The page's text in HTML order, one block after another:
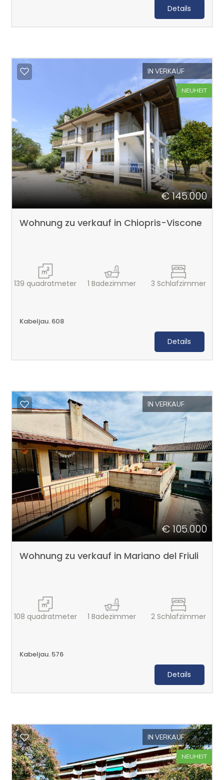
Details
IN VERKAUF
NEUHEIT
€ 145.000
Wohnung zu verkauf in Chiopris-Viscone
139 quadratmeter 1 Badezimmer 3 Schlafzimmer
Kabeljau. 608
Details
IN VERKAUF
€ 105.000
Wohnung zu verkauf in Mariano del Friuli
108 quadratmeter 1 Badezimmer 2 Schlafzimmer
Kabeljau. 576
Details
IN VERKAUF
NEUHEIT
2
4
5
5+
Beliebig
5
5+
Mindestanzahl
an
Zimmern
Beliebig
4
Weitere
Optionen
-